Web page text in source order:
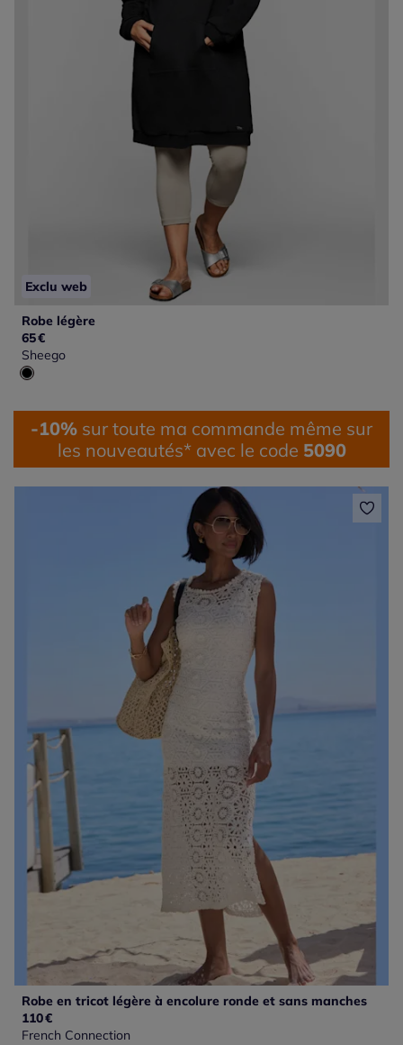
Exclu web
Robe légère
65€
Sheego
-10% sur toute ma commande même sur
les nouveautés* avec le code 5090
Robe en tricot légère à encolure ronde et sans manches
110€
French Connection